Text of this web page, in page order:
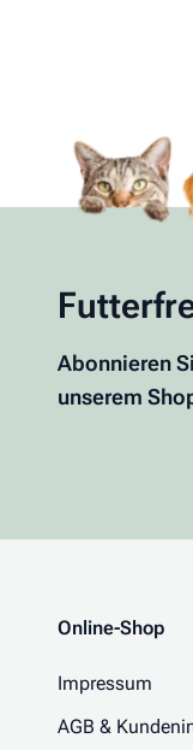
Abonnieren
unserem
Online-Shop
Impressum
AGB &